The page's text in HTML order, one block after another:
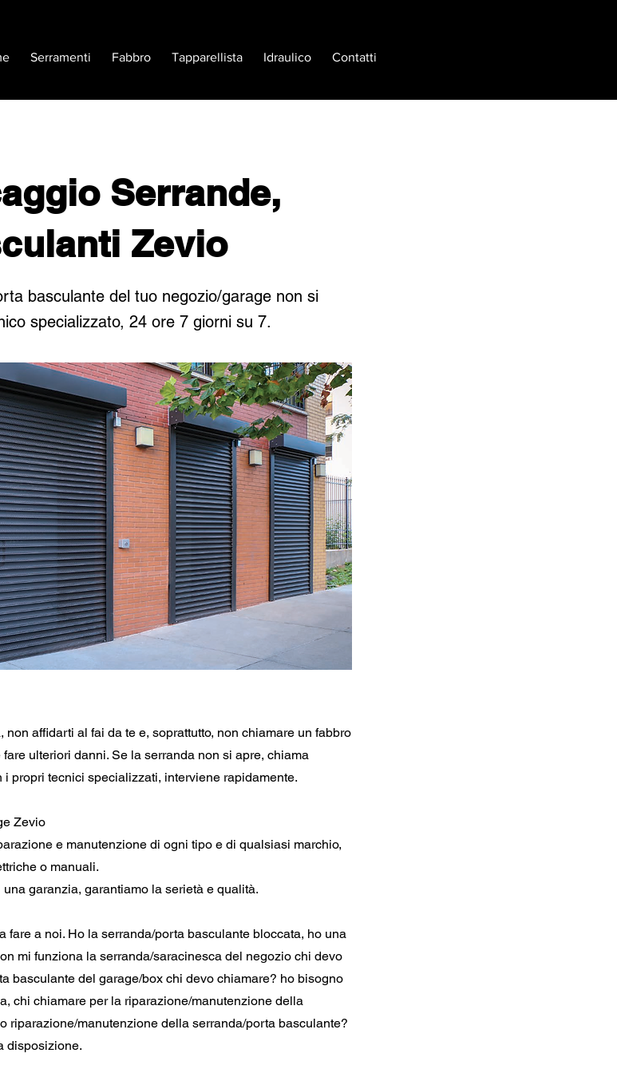
Serramenti Fabbro Tapparellista Idraulico Contatti
Serrande,
Zevio
basculante del tuo negozio/garage non si
specializzato, 24 ore 7 giorni su 7.
affidarti al fai da te e, soprattutto, non chiamare un fabbro
ulteriori danni. Se la serranda non si apre, chiama
i propri tecnici specializzati, interviene rapidamente.
Zevio
e manutenzione di ogni tipo e di qualsiasi marchio,
o manuali.
garanzia, garantiamo la serietà e qualità.
fare a noi. Ho la serranda/porta basculante bloccata, ho una
mi funziona la serranda/saracinesca del negozio chi devo
basculante del garage/box chi devo chiamare? ho bisogno
chi chiamare per la riparazione/manutenzione della
riparazione/manutenzione della serranda/porta basculante?
disposizione.